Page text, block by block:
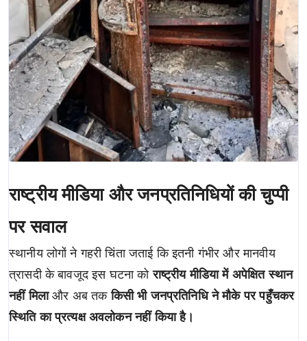
राष्ट्रीय मीडिया और जनप्रतिनिधियों की चुप्पी
पर सवाल
स्थानीय लोगों ने गहरी चिंता जताई कि इतनी गंभीर और मानवीय
त्रासदी के बावजूद इस घटना कोराष्ट्रीय मीडिया में अपेक्षित स्थान
नहीं मिलाऔर अब तककिसी भी जनप्रतिनिधि ने मौके पर पहुँचकर
स्थिति का प्रत्यक्ष अवलोकन नहीं किया है।